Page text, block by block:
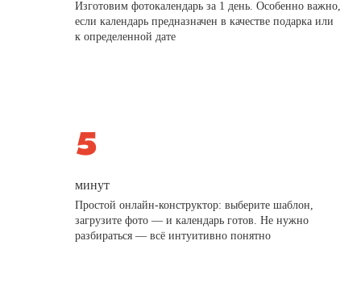
Изготовим фотокалендарь за 1 день. Особенно важно,
если календарь предназначен в качестве подарка или
к определенной дате
минут
Простой онлайн-конструктор: выберите шаблон,
загрузите фото — и календарь готов. Не нужно
разбираться — всё интуитивно понятно